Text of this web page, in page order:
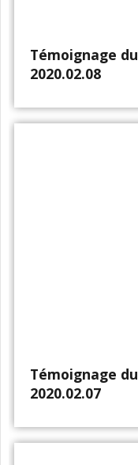
Témoignage du
2020.02.08
Témoignage du
2020.02.07